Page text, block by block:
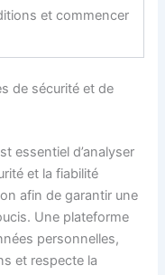
et commencer
de sécurité et de
essentiel d’analyser
et la fiabilité
afin de garantir une
Une plateforme
personnelles,
et respecte la